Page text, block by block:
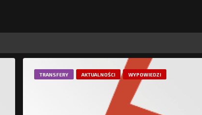
TRANSFERY AKTUALNOŚCI WYPOWIEDZI